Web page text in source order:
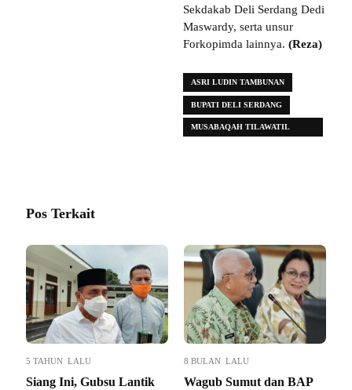
Sekdakab Deli Serdang Dedi
Maswardy, serta unsur
Forkopimda lainnya. (Reza)
ASRI LUDIN TAMBUNAN
BUPATI DELI SERDANG
MUSABAQAH TILAWATIL
Pos Terkait
5 TAHUN LALU
Siang Ini, Gubsu Lantik
8 BULAN LALU
Wagub Sumut dan BAP